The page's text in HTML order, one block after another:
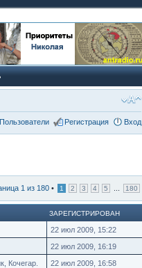
Пользователи Регистрация Вход
1 из 180 • 1 2 3 4 5 180
ЗАРЕГИСТРИРОВАН
22 июл 2009, 15:22
22 июл 2009, 16:19
Кочегар.
22 июл 2009, 16:58